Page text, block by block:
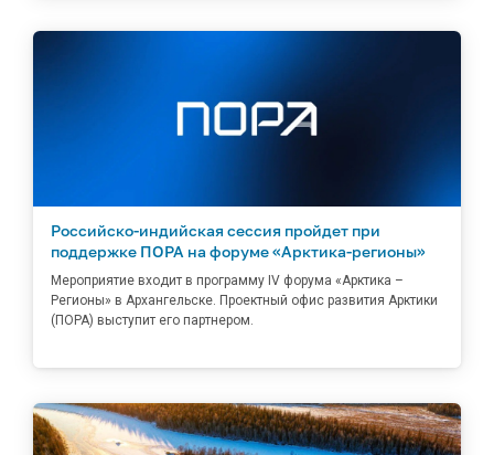
Российско-индийская сессия пройдет при
поддержке ПОРА на форуме «Арктика-регионы»
Мероприятие входит в программу IV форума «Арктика –
Регионы» в Архангельске. Проектный офис развития Арктики
(ПОРА) выступит его партнером.